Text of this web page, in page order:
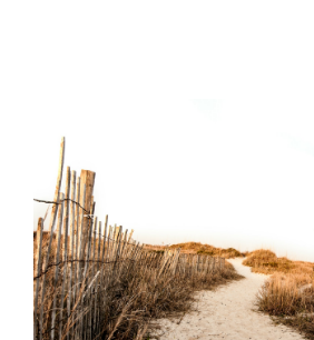
Raksti
Gudrā māja
Mājai un remontam
Mājražotājiem